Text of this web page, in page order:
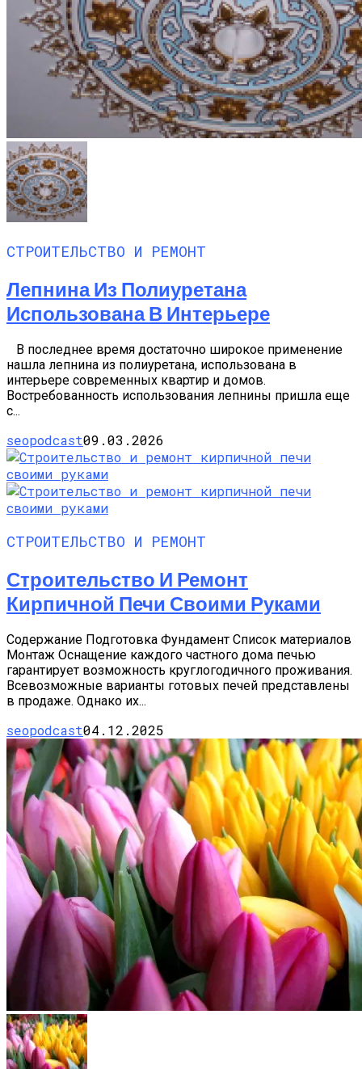
СТРОИТЕЛЬСТВО И РЕМОНТ
Лепнина Из Полиуретана
Использована В Интерьере
В последнее время достаточно широкое применение
нашла лепнина из полиуретана, использована в
интерьере современных квартир и домов.
Востребованность использования лепнины пришла еще
с...
seopodcast09.03.2026
СТРОИТЕЛЬСТВО И РЕМОНТ
Строительство И Ремонт
Кирпичной Печи Своими Руками
Содержание Подготовка Фундамент Список материалов
Монтаж Оснащение каждого частного дома печью
гарантирует возможность круглогодичного проживания.
Всевозможные варианты готовых печей представлены
в продаже. Однако их...
seopodcast04.12.2025